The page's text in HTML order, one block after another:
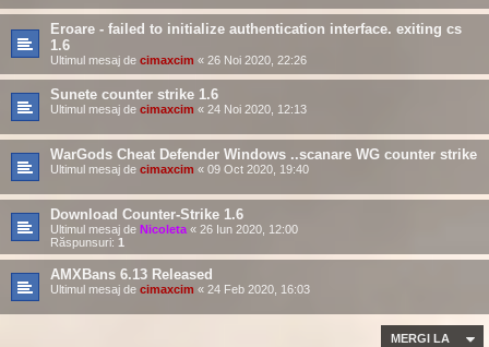
Eroare - failed to initialize authentication interface. exiting cs
1.6
Ultimul mesaj de cimaxcim « 26 Noi 2020, 22:26
Sunete counter strike 1.6
Ultimul mesaj de cimaxcim « 24 Noi 2020, 12:13
WarGods Cheat Defender Windows ..scanare WG counter strike
Ultimul mesaj de cimaxcim « 09 Oct 2020, 19:40
Download Counter-Strike 1.6
Ultimul mesaj de Nicoleta « 26 Iun 2020, 12:00
Răspunsuri: 1
AMXBans 6.13 Released
Ultimul mesaj de cimaxcim « 24 Feb 2020, 16:03
MERGI LA